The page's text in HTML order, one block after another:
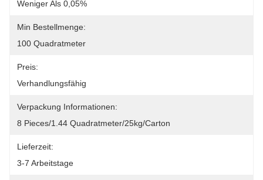
Weniger Als 0,05%
Min Bestellmenge:
100 Quadratmeter
Preis:
Verhandlungsfähig
Verpackung Informationen:
8 Pieces/1.44 Quadratmeter/25kg/Carton
Lieferzeit:
3-7 Arbeitstage